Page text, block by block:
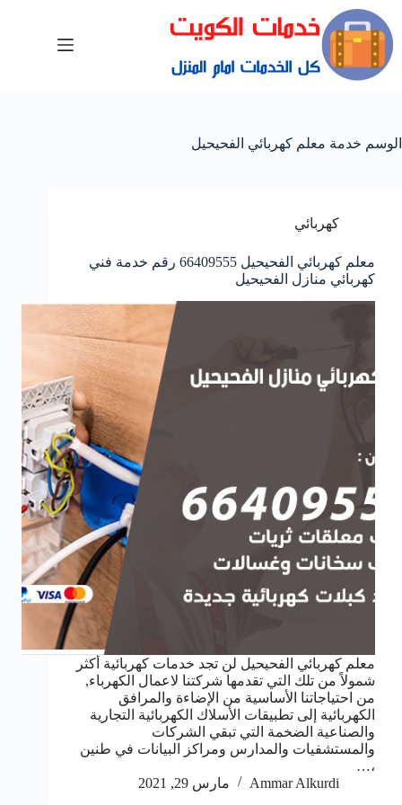
الوسم خدمة معلم كهربائي الفحيحيل
كهربائي
معلم كهربائي الفحيحيل 66409555 رقم خدمة فني
كهربائي منازل الفحيحيل
معلم كهربائي الفحيحيل لن تجد خدمات كهربائية أكثر
شمولاً من تلك التي تقدمها شركتنا لاعمال الكهرباء,
من احتياجاتنا الأساسية من الإضاءة والمرافق
الكهربائية إلى تطبيقات الأسلاك الكهربائية التجارية
والصناعية الضخمة التي تبقي الشركات
والمستشفيات والمدارس ومراكز البيانات في طنين
،…
Ammar Alkurdi
مارس 29, 2021